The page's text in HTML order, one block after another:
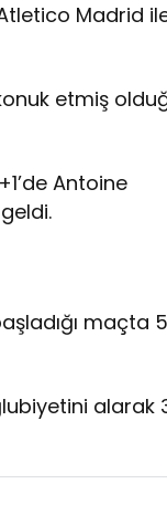
Madrid
etmiş
Antoine
maçta
alarak